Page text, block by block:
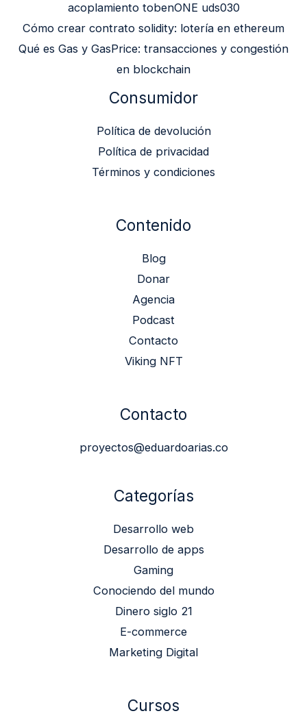
acoplamiento tobenONE uds030
Cómo crear contrato solidity: lotería en ethereum
Qué es Gas y GasPrice: transacciones y congestión
en blockchain
Consumidor
Política de devolución
Política de privacidad
Términos y condiciones
Contenido
Blog
Donar
Agencia
Podcast
Contacto
Viking NFT
Contacto
proyectos@eduardoarias.co
Categorías
Desarrollo web
Desarrollo de apps
Gaming
Conociendo del mundo
Dinero siglo 21
E-commerce
Marketing Digital
Cursos